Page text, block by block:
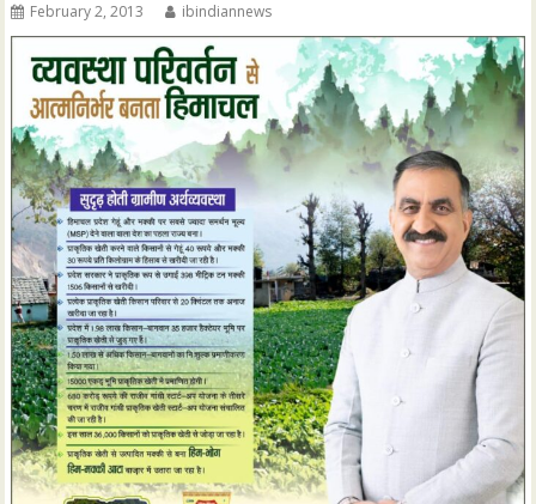
February 2, 2013 ibindiannews